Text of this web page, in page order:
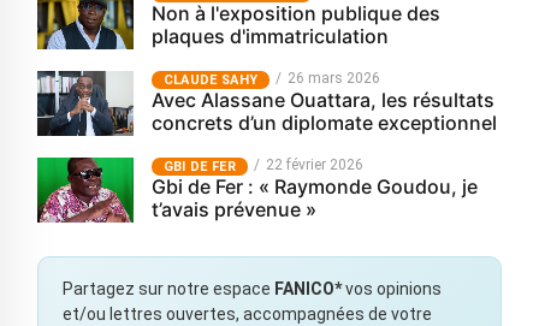
Non à l'exposition publique des
plaques d'immatriculation
CLAUDE SAHY 26 mars 2026
Avec Alassane Ouattara, les résultats
concrets d’un diplomate exceptionnel
GBI DE FER 22 février 2026
Gbi de Fer : « Raymonde Goudou, je
t’avais prévenue »
Partagez sur notre espace FANICO*vos opinions
et/ou lettres ouvertes, accompagnées de votre